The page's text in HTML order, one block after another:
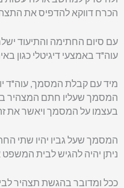
הכרח דווקא להדפיס את
עם סיום החתימה והתיעוד
עוה"ד באמצעי דיגיטלי כגון
מיד עם קבלת המסמך, עוה"ד
המסמך שעליו חתם המצהיר
בעצמו על המסמך ויאשר את
המסמך שעל גביו יהיו שתי
ניתן יהיה להגיש לבית
ככל ומדובר בהגשת תצהיר